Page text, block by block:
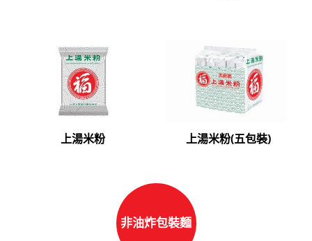
上湯米粉 上湯米粉(五包裝)
非油炸包裝麵